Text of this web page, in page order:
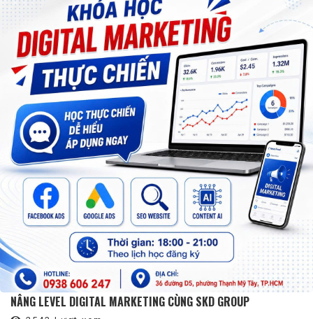
NÂNG LEVEL DIGITAL MARKETING CÙNG SKD GROUP